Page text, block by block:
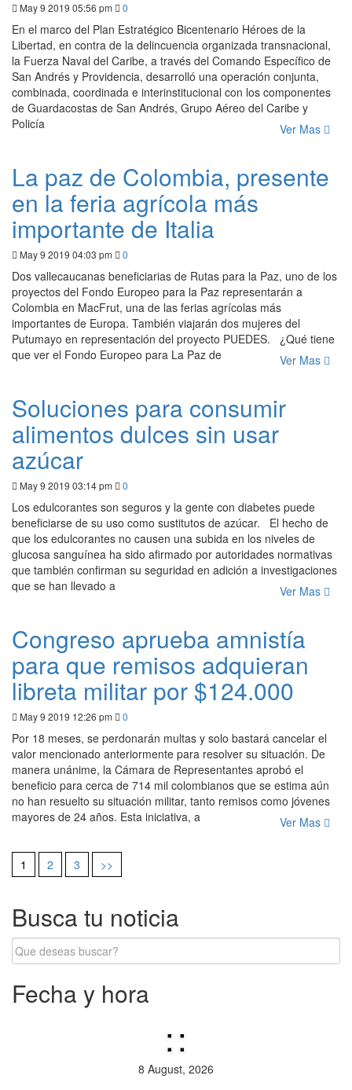
May 9 2019 05:56 pm 0
En el marco del Plan Estratégico Bicentenario Héroes de la
Libertad, en contra de la delincuencia organizada transnacional,
la Fuerza Naval del Caribe, a través del Comando Específico de
San Andrés y Providencia, desarrolló una operación conjunta,
combinada, coordinada e interinstitucional con los componentes
de Guardacostas de San Andrés, Grupo Aéreo del Caribe y
Policía
Ver Mas
La paz de Colombia, presente
en la feria agrícola más
importante de Italia
May 9 2019 04:03 pm 0
Dos vallecaucanas beneficiarias de Rutas para la Paz, uno de los
proyectos del Fondo Europeo para la Paz representarán a
Colombia en MacFrut, una de las ferias agrícolas más
importantes de Europa. También viajarán dos mujeres del
Putumayo en representación del proyecto PUEDES. ¿Qué tiene
que ver el Fondo Europeo para La Paz de
Ver Mas
Soluciones para consumir
alimentos dulces sin usar
azúcar
May 9 2019 03:14 pm 0
Los edulcorantes son seguros y la gente con diabetes puede
beneficiarse de su uso como sustitutos de azúcar. El hecho de
que los edulcorantes no causen una subida en los niveles de
glucosa sanguínea ha sido afirmado por autoridades normativas
que también confirman su seguridad en adición a investigaciones
que se han llevado a
Ver Mas
Congreso aprueba amnistía
para que remisos adquieran
libreta militar por $124.000
May 9 2019 12:26 pm 0
Por 18 meses, se perdonarán multas y solo bastará cancelar el
valor mencionado anteriormente para resolver su situación. De
manera unánime, la Cámara de Representantes aprobó el
beneficio para cerca de 714 mil colombianos que se estima aún
no han resuelto su situación militar, tanto remisos como jóvenes
mayores de 24 años. Esta iniciativa, a
Ver Mas
Navegación
de
entradas
1 2 3 >>
Busca tu noticia
Fecha y hora
::
8 August, 2026